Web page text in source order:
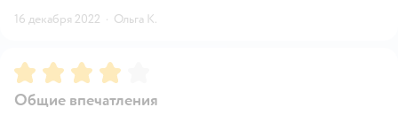
16 декабря 2022 · Ольга К.
Рейтинг:4
Общие впечатления